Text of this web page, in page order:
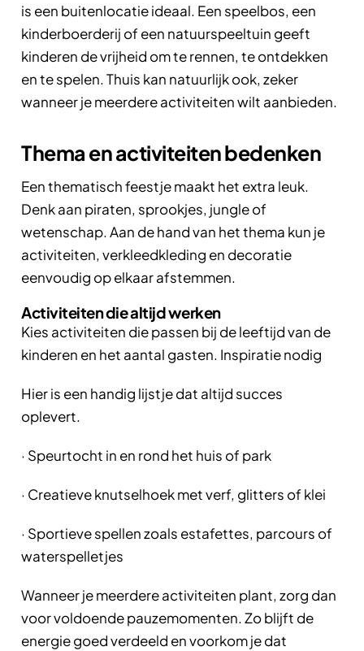
is een buitenlocatie ideaal. Een speelbos, een
kinderboerderij of een natuurspeeltuin geeft
kinderen de vrijheid om te rennen, te ontdekken
en te spelen. Thuis kan natuurlijk ook, zeker
wanneer je meerdere activiteiten wilt aanbieden.
Thema en activiteiten bedenken
Een thematisch feestje maakt het extra leuk.
Denk aan piraten, sprookjes, jungle of
wetenschap. Aan de hand van het thema kun je
activiteiten, verkleedkleding en decoratie
eenvoudig op elkaar afstemmen.
Activiteiten die altijd werken
Kies activiteiten die passen bij de leeftijd van de
kinderen en het aantal gasten. Inspiratie nodig
Hier is een handig lijstje dat altijd succes
oplevert.
· Speurtocht in en rond het huis of park
· Creatieve knutselhoek met verf, glitters of klei
· Sportieve spellen zoals estafettes, parcours of
waterspelletjes
Wanneer je meerdere activiteiten plant, zorg dan
voor voldoende pauzemomenten. Zo blijft de
energie goed verdeeld en voorkom je dat